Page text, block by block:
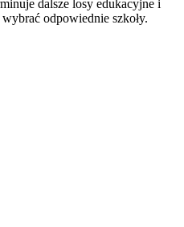
dalsze losy edukacyjne i
odpowiednie szkoły.